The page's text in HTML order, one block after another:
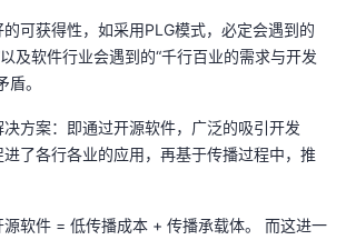
可获得性，如采用PLG模式，必定会遇到的
及软件行业会遇到的“千行百业的需求与开发
。
方案：即通过开源软件，广泛的吸引开发
了各行各业的应用，再基于传播过程中，推
源软件 = 低传播成本 + 传播承载体。 而这进一